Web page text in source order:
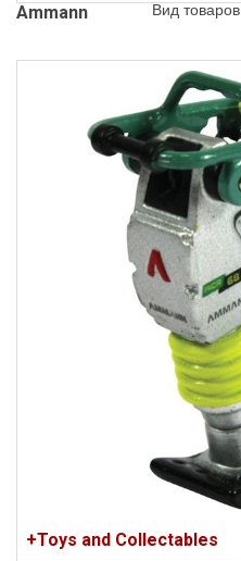
Вид
Ammann
+Toys and Collectables